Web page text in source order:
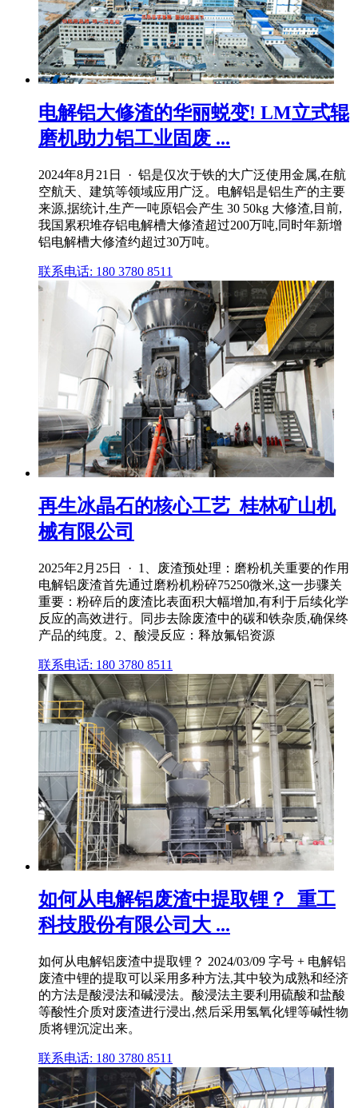
电解铝大修渣的华丽蜕变! LM立式辊
磨机助力铝工业固废 ...
2024年8月21日 · 铝是仅次于铁的大广泛使用金属,在航
空航天、建筑等领域应用广泛。电解铝是铝生产的主要
来源,据统计,生产一吨原铝会产生 30 50kg 大修渣,目前,
我国累积堆存铝电解槽大修渣超过200万吨,同时年新增
铝电解槽大修渣约超过30万吨。
联系电话: 180 3780 8511
再生冰晶石的核心工艺_桂林矿山机
械有限公司
2025年2月25日 · 1、废渣预处理：磨粉机关重要的作用
电解铝废渣首先通过磨粉机粉碎75250微米,这一步骤关
重要：粉碎后的废渣比表面积大幅增加,有利于后续化学
反应的高效进行。同步去除废渣中的碳和铁杂质,确保终
产品的纯度。2、酸浸反应：释放氟铝资源
联系电话: 180 3780 8511
如何从电解铝废渣中提取锂？_重工
科技股份有限公司大 ...
如何从电解铝废渣中提取锂？ 2024/03/09 字号 + 电解铝
废渣中锂的提取可以采用多种方法,其中较为成熟和经济
的方法是酸浸法和碱浸法。酸浸法主要利用硫酸和盐酸
等酸性介质对废渣进行浸出,然后采用氢氧化锂等碱性物
质将锂沉淀出来。
联系电话: 180 3780 8511